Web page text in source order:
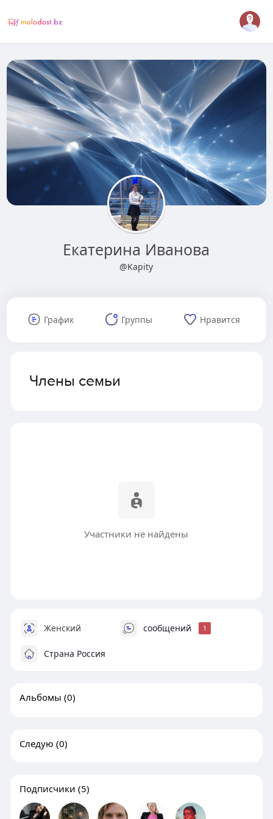
Екатерина Иванова
@Kapity
График Группы Нравится
Члены семьи
Участники не найдены
Женский сообщений 1
Страна Россия
Альбомы (0)
Следую (0)
Подписчики (5)